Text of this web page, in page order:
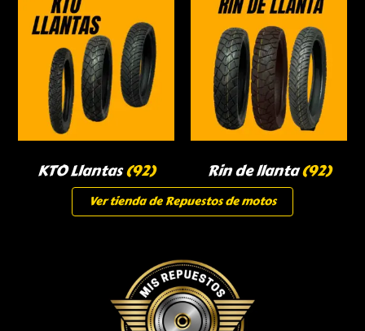
KTO Llantas(92) Rin de llanta(92)
Ver tienda de Repuestos de motos